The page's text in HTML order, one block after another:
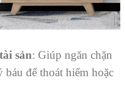
sản: Giúp ngăn chặn
để thoát hiểm hoặc